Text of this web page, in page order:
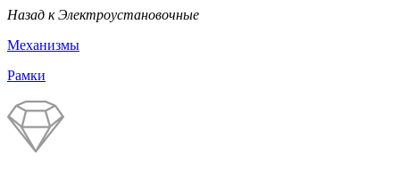
Назад к Электроустановочные
Механизмы
Рамки